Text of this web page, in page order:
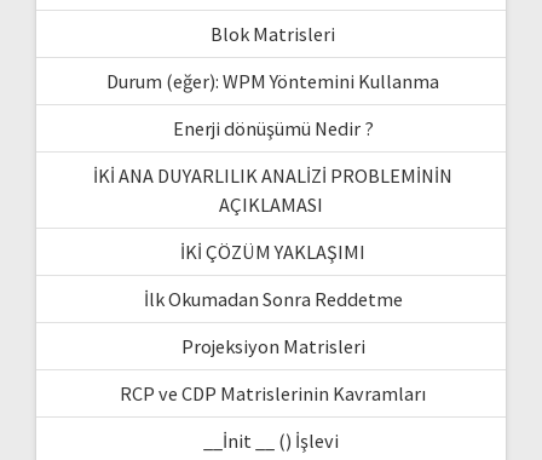
Blok Matrisleri
Durum (eğer): WPM Yöntemini Kullanma
Enerji dönüşümü Nedir ?
İKİ ANA DUYARLILIK ANALİZİ PROBLEMİNİN
AÇIKLAMASI
İKİ ÇÖZÜM YAKLAŞIMI
İlk Okumadan Sonra Reddetme
Projeksiyon Matrisleri
RCP ve CDP Matrislerinin Kavramları
__İnit __ () İşlevi